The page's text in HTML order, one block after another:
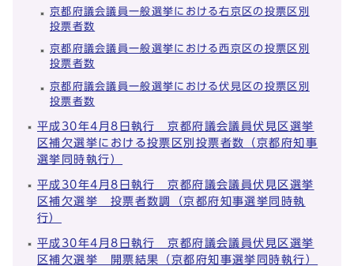
京都府議会議員一般選挙における右京区の投票区別
投票者数
京都府議会議員一般選挙における西京区の投票区別
投票者数
京都府議会議員一般選挙における伏見区の投票区別
投票者数
平成30年4月8日執行 京都府議会議員伏見区選挙
区補欠選挙における投票区別投票者数（京都府知事
選挙同時執行）
平成30年4月8日執行 京都府議会議員伏見区選挙
区補欠選挙 投票者数調（京都府知事選挙同時執
行）
平成30年4月8日執行 京都府議会議員伏見区選挙
区補欠選挙 開票結果（京都府知事選挙同時執行）